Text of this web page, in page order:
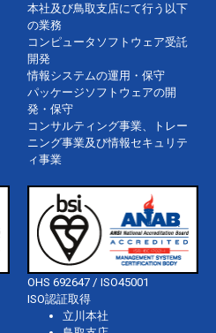
本社及び鳥取支店にて行う以下
の業務
コンピュータソフトウェア受託
開発
情報システムの運用・保守
パッケージソフトウェアの開
発・保守
コンサルティング事業、トレー
ニング事業及び情報セキュリテ
ィ事業
OHS 692647 / ISO45001
ISO認証取得
立川本社